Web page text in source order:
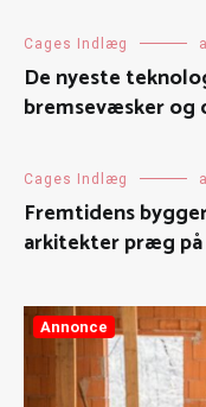
Cages Indlæg
De nyeste
bremsevæsker og
Cages Indlæg
Fremtidens
arkitekter præg
Annonce